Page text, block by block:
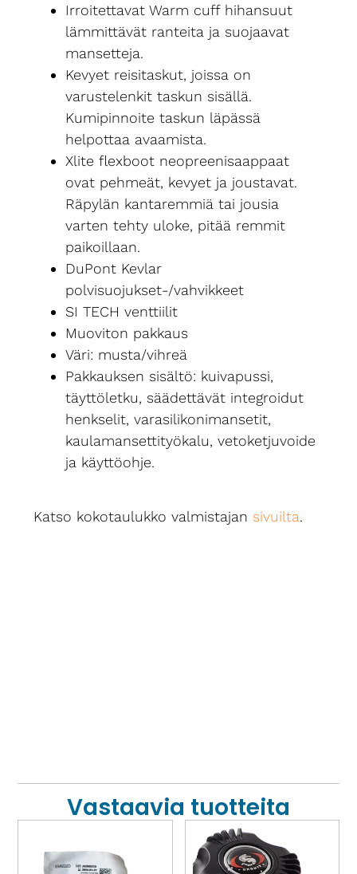
Irroitettavat Warm cuff hihansuut
lämmittävät ranteita ja suojaavat
mansetteja.
Kevyet reisitaskut, joissa on
varustelenkit taskun sisällä.
Kumipinnoite taskun läpässä
helpottaa avaamista.
Xlite flexboot neopreenisaappaat
ovat pehmeät, kevyet ja joustavat.
Räpylän kantaremmiä tai jousia
varten tehty uloke, pitää remmit
paikoillaan.
DuPont Kevlar
polvisuojukset-/vahvikkeet
SI TECH venttiilit
Muoviton pakkaus
Väri: musta/vihreä
Pakkauksen sisältö: kuivapussi,
täyttöletku, säädettävät integroidut
henkselit, varasilikonimansetit,
kaulamansettityökalu, vetoketjuvoide
ja käyttöohje.
Katso kokotaulukko valmistajan sivuilta.
Vastaavia tuotteita